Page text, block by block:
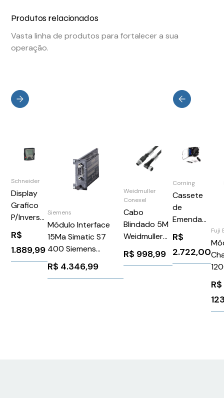
Produtos relacionados
Vasta linha de produtos para fortalecer a sua
operação.
Schneider
Display
Grafico
P/Invers
Atv
600/900
-
Schneider
R$
1.889,99
Siemens
Módulo Interface
15Ma Simatic S7
400 Siemens
6ES79631AA100AA0
R$ 4.346,99
Weidmuller
Conexel
Cabo
Blindado 5M
Weidmuller
Conexel
1279470500
R$ 998,99
Corning
Cassete
de
Emenda
com
Rabicho
CCH-
CS12-H3-
R$
2.722,00
Fuji
02
R$